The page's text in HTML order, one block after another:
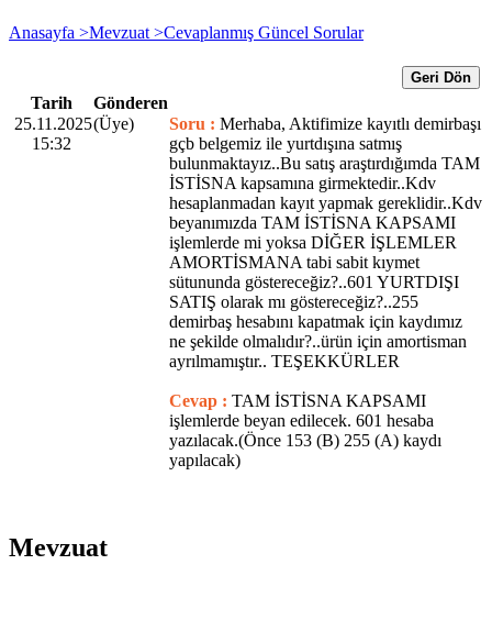
Anasayfa >Mevzuat >Cevaplanmış Güncel Sorular
Geri Dön
Tarih
Gönderen
25.11.2025
15:32
(Üye) Soru : Merhaba, Aktifimize kayıtlı demirbaşı
gçb belgemiz ile yurtdışına satmış
bulunmaktayız..Bu satış araştırdığımda TAM
İSTİSNA kapsamına girmektedir..Kdv
hesaplanmadan kayıt yapmak gereklidir..Kdv
beyanımızda TAM İSTİSNA KAPSAMI
işlemlerde mi yoksa DİĞER İŞLEMLER
AMORTİSMANA tabi sabit kıymet
sütununda göstereceğiz?..601 YURTDIŞI
SATIŞ olarak mı göstereceğiz?..255
demirbaş hesabını kapatmak için kaydımız
ne şekilde olmalıdır?..ürün için amortisman
ayrılmamıştır.. TEŞEKKÜRLER
Cevap : TAM İSTİSNA KAPSAMI
işlemlerde beyan edilecek. 601 hesaba
yazılacak.(Önce 153 (B) 255 (A) kaydı
yapılacak)
Mevzuat